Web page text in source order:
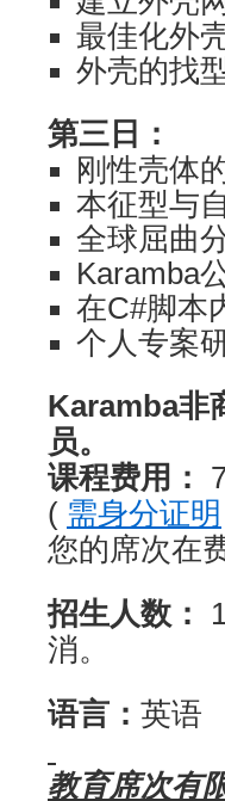
最佳化外
外壳的找
第三日：
刚性壳体
本征型与
全球屈曲
Karamba
在C#脚本
个人专案
Karamba非
员。
课程费用：
( 需身分证明
您的席次在
招生人数：
消。
语言： 英语
教育席次有